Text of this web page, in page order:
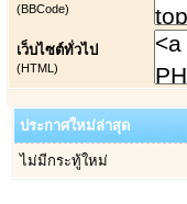
(BBCode)
เว็บไซต์ทั่วไป
(HTML)
ประกาศใหม่ล่าสุด
ไม่มีกระทู้ใหม่